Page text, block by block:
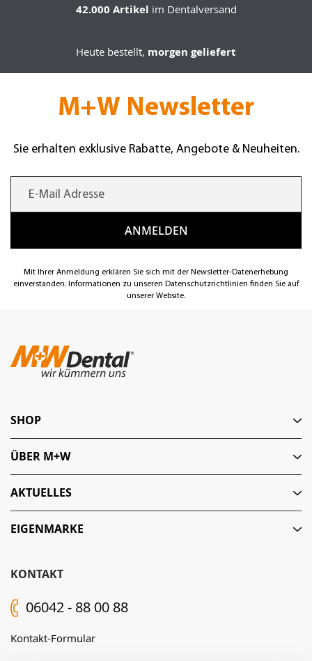
42.000 Artikel im Dentalversand
Heute bestellt, morgen geliefert
M+W Newsletter
Sie erhalten exklusive Rabatte, Angebote & Neuheiten.
Mit Ihrer Anmeldung erklären Sie sich mit der Newsletter-Datenerhebung
einverstanden. Informationen zu unseren Datenschutzrichtlinien finden Sie auf
unserer Website.
KONTAKT
06042 - 88 00 88
Kontakt-Formular
SHOP
ÜBER M+W
AKTUELLES
EIGENMARKE